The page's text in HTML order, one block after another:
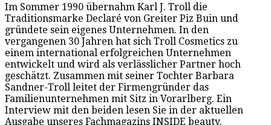
Im Sommer 1990 übernahm Karl J. Troll die
Traditionsmarke Declaré von Greiter Piz Buin und
gründete sein eigenes Unternehmen. In den
vergangenen 30 Jahren hat sich Troll Cosmetics zu
einem international erfolgreichen Unternehmen
entwickelt und wird als verlässlicher Partner hoch
geschätzt. Zusammen mit seiner Tochter Barbara
Sandner-Troll leitet der Firmengründer das
Familienunternehmen mit Sitz in Vorarlberg. Ein
Interview mit den beiden lesen Sie in der aktuellen
Ausgabe unseres Fachmagazins INSIDE beauty.